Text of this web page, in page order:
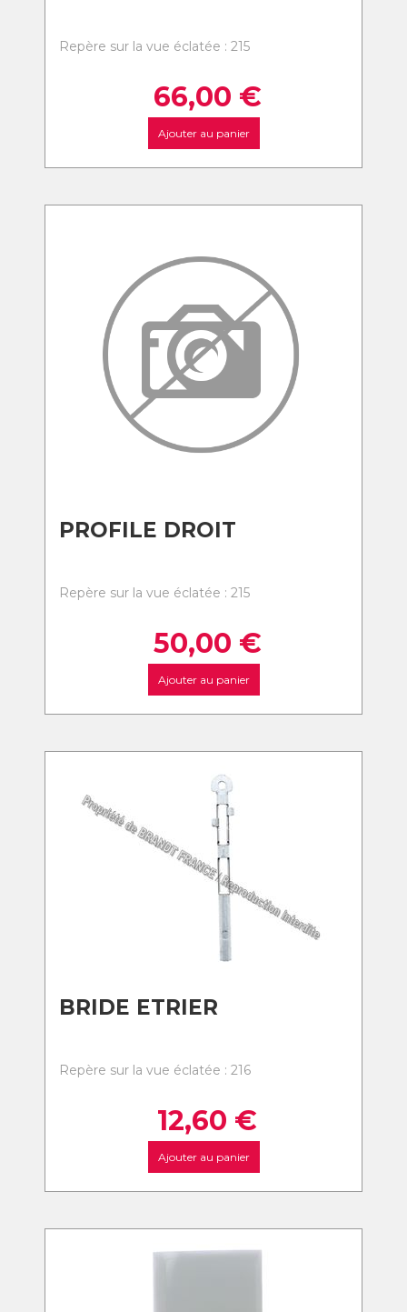
Repère sur la vue éclatée : 215
66,00 €
Ajouter au panier
PROFILE DROIT
Repère sur la vue éclatée : 215
50,00 €
Ajouter au panier
BRIDE ETRIER
Repère sur la vue éclatée : 216
12,60 €
Ajouter au panier